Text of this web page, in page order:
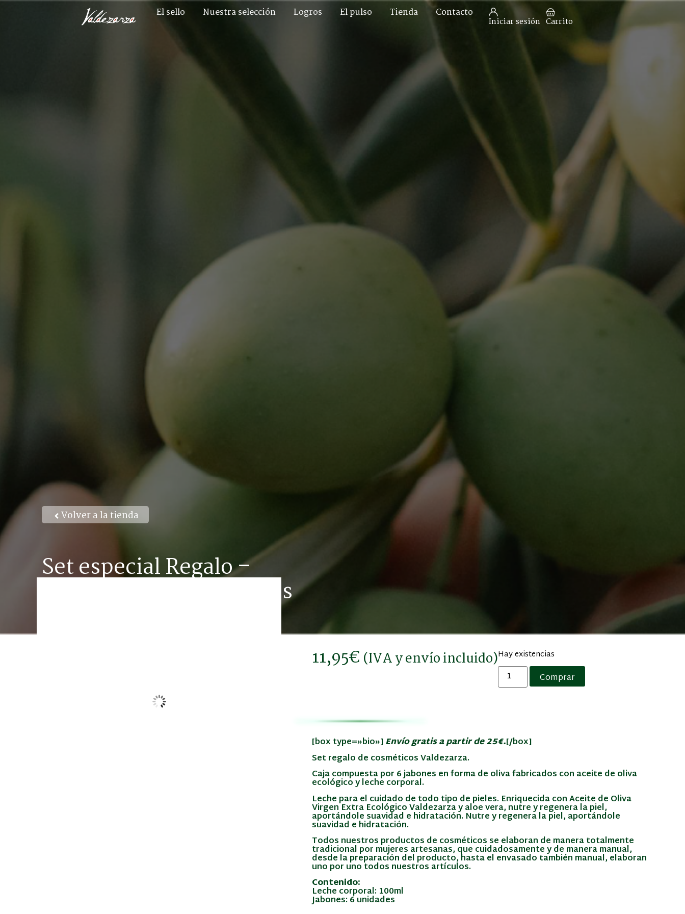
El sello Nuestra selección Logros El pulso Tienda Contacto
Iniciar sesión Carrito
Volver a la tienda
Set especial Regalo –
Leche corporal y Jabones
11,95€ (IVA y envío incluido)Hay existencias
Comprar
[box type=»bio»]Envío gratis a partir de 25€.[/box]
Set regalo de cosméticos Valdezarza.
Caja compuesta por 6 jabones en forma de oliva fabricados con aceite de oliva
ecológico y leche corporal.
Leche para el cuidado de todo tipo de pieles. Enriquecida con Aceite de Oliva
Virgen Extra Ecológico Valdezarza y aloe vera, nutre y regenera la piel,
aportándole suavidad e hidratación. Nutre y regenera la piel, aportándole
suavidad e hidratación.
Todos nuestros productos de cosméticos se elaboran de manera totalmente
tradicional por mujeres artesanas, que cuidadosamente y de manera manual,
desde la preparación del producto, hasta el envasado también manual, elaboran
uno por uno todos nuestros artículos.
Contenido:
Leche corporal: 100ml
Jabones: 6 unidades